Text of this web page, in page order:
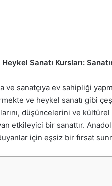
Sanatı Kursları:
ve sanatçıya ev sahipliği
ve heykel sanatı gibi
düşüncelerini ve
etkileyici bir sanattır.
için eşsiz bir fırsat